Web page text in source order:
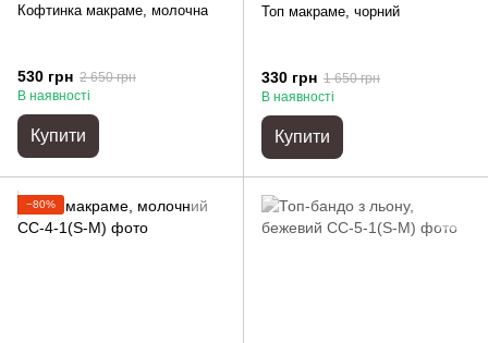
Кофтинка макраме, молочна
530 грн 2 650 грн
В наявності
Купити
Топ макраме, чорний
330 грн 1 650 грн
В наявності
Купити
−80%